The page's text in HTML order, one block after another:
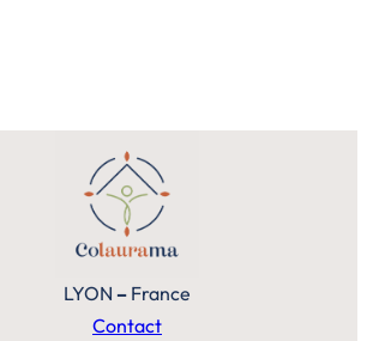
LYON – France
Contact